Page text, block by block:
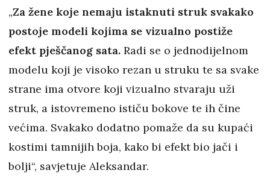
„Za žene koje nemaju istaknuti struk svakako
postoje modeli kojima se vizualno postiže
efekt pješčanog sata. Radi se o jednodijelnom
modelu koji je visoko rezan u struku te sa svake
strane ima otvore koji vizualno stvaraju uži
struk, a istovremeno ističu bokove te ih čine
većima. Svakako dodatno pomaže da su kupaći
kostimi tamnijih boja, kako bi efekt bio jači i
bolji“, savjetuje Aleksandar.